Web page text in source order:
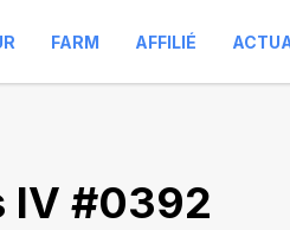
FARM AFFILIÉ
IV #0392